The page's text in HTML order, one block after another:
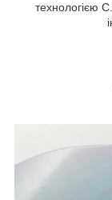
технологією